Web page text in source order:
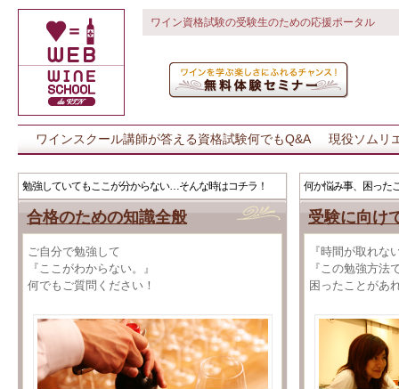
ワイン資格試験の受験生のための応援ポータル
ワインスクール講師が答える資格試験何でもQ&A 現役ソムリ
勉強していてもここが分からない…そんな時はコチラ！
合格のための知識全般
ご自分で勉強して
『ここがわからない。』
何でもご質問ください！
何か悩み事、困った
受験に向け
『時間が取れな
『この勉強方法
困ったことがあ